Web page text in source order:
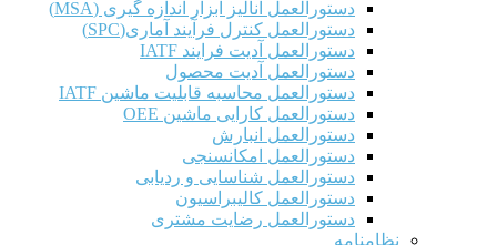
دستورالعمل آنالیز ابزار اندازه گیری (MSA)
دستورالعمل کنترل فرآیند آماری(SPC)
دستورالعمل آدیت فرایند IATF
دستورالعمل آدیت محصول
دستورالعمل محاسبه قابلیت ماشین IATF
دستورالعمل کارایی ماشین OEE
دستورالعمل انبارش
دستورالعمل امکانسنجی
دستورالعمل شناسایی و ردیابی
دستورالعمل کالیبراسیون
دستورالعمل رضایت مشتری
نظامنامه